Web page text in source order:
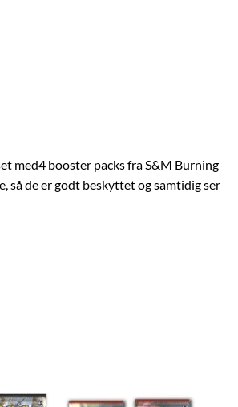
med4 booster packs fra S&M Burning
så de er godt beskyttet og samtidig ser